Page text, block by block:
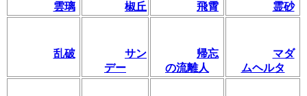
雲璃 椒丘 飛霄 霊砂
乱破
サン
デー
帰忘
の流離人
マダ
ムヘルタ